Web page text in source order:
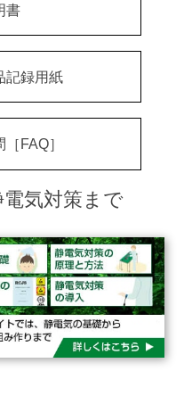
書
記録用紙
FAQ］
気対策まで